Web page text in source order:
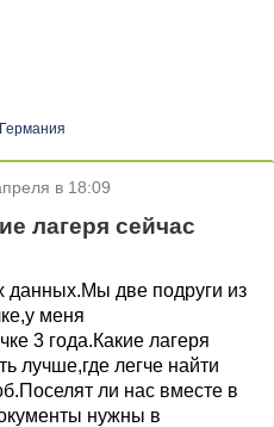
Германия
в 18:09
лагеря сейчас
данных.Мы две подруги из
меня
3 года.Какие лагеря
лучше,где легче найти
ли нас вместе в
нужны в